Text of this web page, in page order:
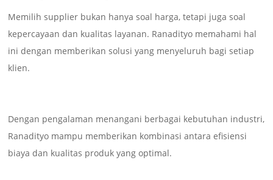
Memilih supplier bukan hanya soal harga, tetapi juga soal
kepercayaan dan kualitas layanan. Ranadityo memahami hal
ini dengan memberikan solusi yang menyeluruh bagi setiap
klien.
Dengan pengalaman menangani berbagai kebutuhan industri,
Ranadityo mampu memberikan kombinasi antara efisiensi
biaya dan kualitas produk yang optimal.